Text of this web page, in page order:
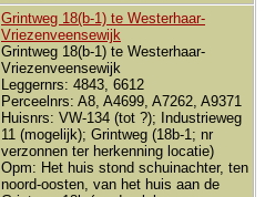
Grintweg 18(b-1) te Westerhaar-
Vriezenveensewijk
Grintweg 18(b-1) te Westerhaar-
Vriezenveensewijk
Leggernrs: 4843, 6612
Perceelnrs: A8, A4699, A7262, A9371
Huisnrs: VW-134 (tot ?); Industrieweg
11 (mogelijk); Grintweg (18b-1; nr
verzonnen ter herkenning locatie)
Opm: Het huis stond schuinachter, ten
noord-oosten, van het huis aan de